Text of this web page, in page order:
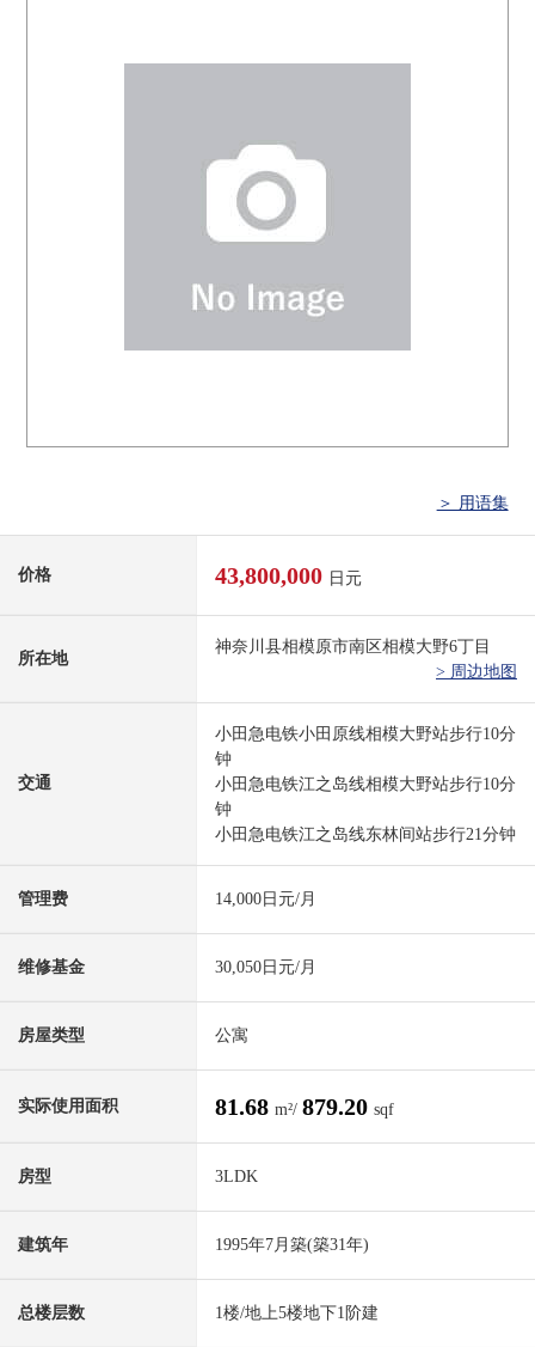
＞ 用语集
价格 43,800,000 日元
所在地
神奈川县相模原市南区相模大野6丁目
> 周边地图
交通
小田急电铁小田原线相模大野站步行10分
钟
小田急电铁江之岛线相模大野站步行10分
钟
小田急电铁江之岛线东林间站步行21分钟
管理费 14,000日元/月
维修基金 30,050日元/月
房屋类型 公寓
实际使用面积 81.68 m²/ 879.20 sqf
房型 3LDK
建筑年 1995年7月築(築31年)
总楼层数 1楼/地上5楼地下1阶建